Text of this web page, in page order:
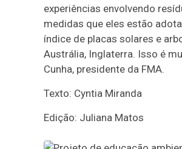
experiências envolvendo
medidas que eles estão
índice de placas solares e
Austrália, Inglaterra. Isso é
Cunha, presidente da FMA.
Texto: Cyntia Miranda
Edição: Juliana Matos